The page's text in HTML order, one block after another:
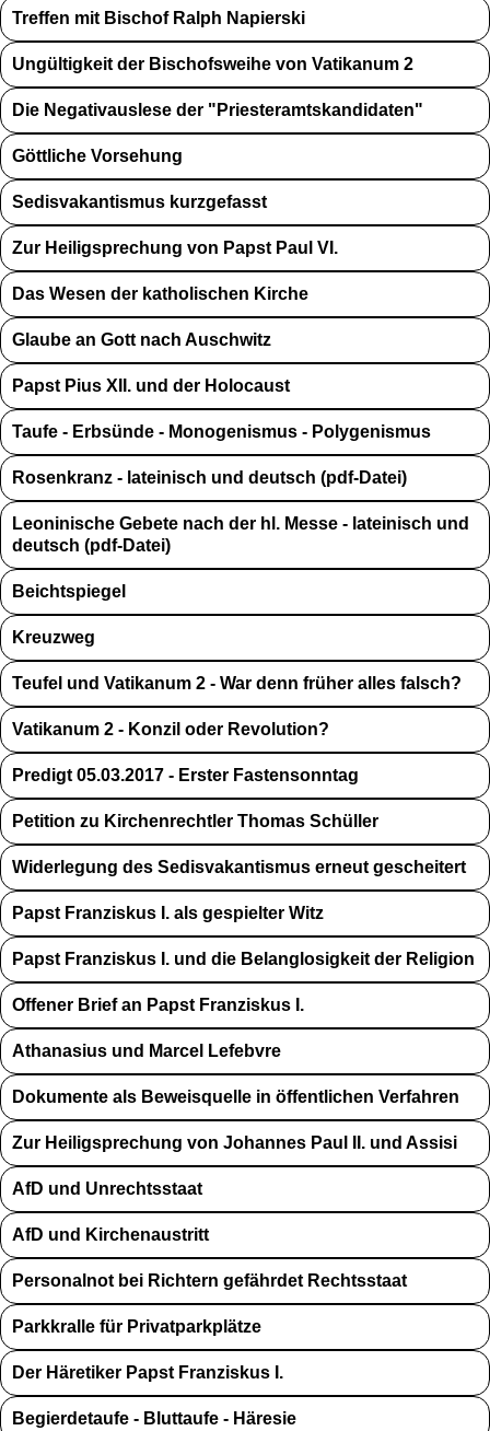
Treffen mit Bischof Ralph Napierski
Ungültigkeit der Bischofsweihe von Vatikanum 2
Die Negativauslese der "Priesteramtskandidaten"
Göttliche Vorsehung
Sedisvakantismus kurzgefasst
Zur Heiligsprechung von Papst Paul VI.
Das Wesen der katholischen Kirche
Glaube an Gott nach Auschwitz
Papst Pius XII. und der Holocaust
Taufe - Erbsünde - Monogenismus - Polygenismus
Rosenkranz - lateinisch und deutsch (pdf-Datei)
Leoninische Gebete nach der hl. Messe - lateinisch und
deutsch (pdf-Datei)
Beichtspiegel
Kreuzweg
Teufel und Vatikanum 2 - War denn früher alles falsch?
Vatikanum 2 - Konzil oder Revolution?
Predigt 05.03.2017 - Erster Fastensonntag
Petition zu Kirchenrechtler Thomas Schüller
Widerlegung des Sedisvakantismus erneut gescheitert
Papst Franziskus I. als gespielter Witz
Papst Franziskus I. und die Belanglosigkeit der Religion
Offener Brief an Papst Franziskus I.
Athanasius und Marcel Lefebvre
Dokumente als Beweisquelle in öffentlichen Verfahren
Zur Heiligsprechung von Johannes Paul II. und Assisi
AfD und Unrechtsstaat
AfD und Kirchenaustritt
Personalnot bei Richtern gefährdet Rechtsstaat
Parkkralle für Privatparkplätze
Der Häretiker Papst Franziskus I.
Begierdetaufe - Bluttaufe - Häresie